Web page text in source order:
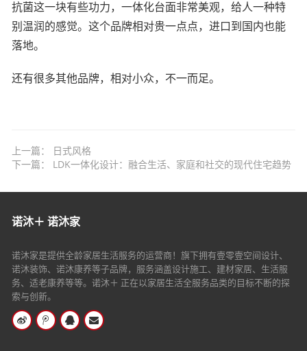
抗菌这一块有些功力，一体化台面非常美观，给人一种特
别温润的感觉。这个品牌相对贵一点点，进口到国内也能
落地。
还有很多其他品牌，相对小众，不一而足。
上一篇： 日式风格
下一篇： LDK一体化设计：融合生活、家庭和社交的现代住宅趋势
诺沐＋ 诺沐家
诺沐家是提供全龄家居生活服务的运营商！旗下拥有壹零壹空间设计、
诺沐装饰、诺沐康养等子品牌，服务涵盖设计施工、建材家居、生活服
务、适老康养等等。诺沐＋ 正在以家居生活全服务品类的目标不断的探
索与创新。